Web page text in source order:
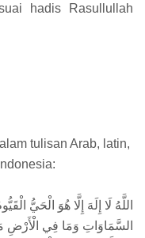
hadis Rasullullah
tulisan Arab, latin,
اللَّهُ لَا إِلَهَ إِلَّا هُوَ الْحَيُّ
السَّمَاوَاتِ وَمَا فِي الْأَرْضِ